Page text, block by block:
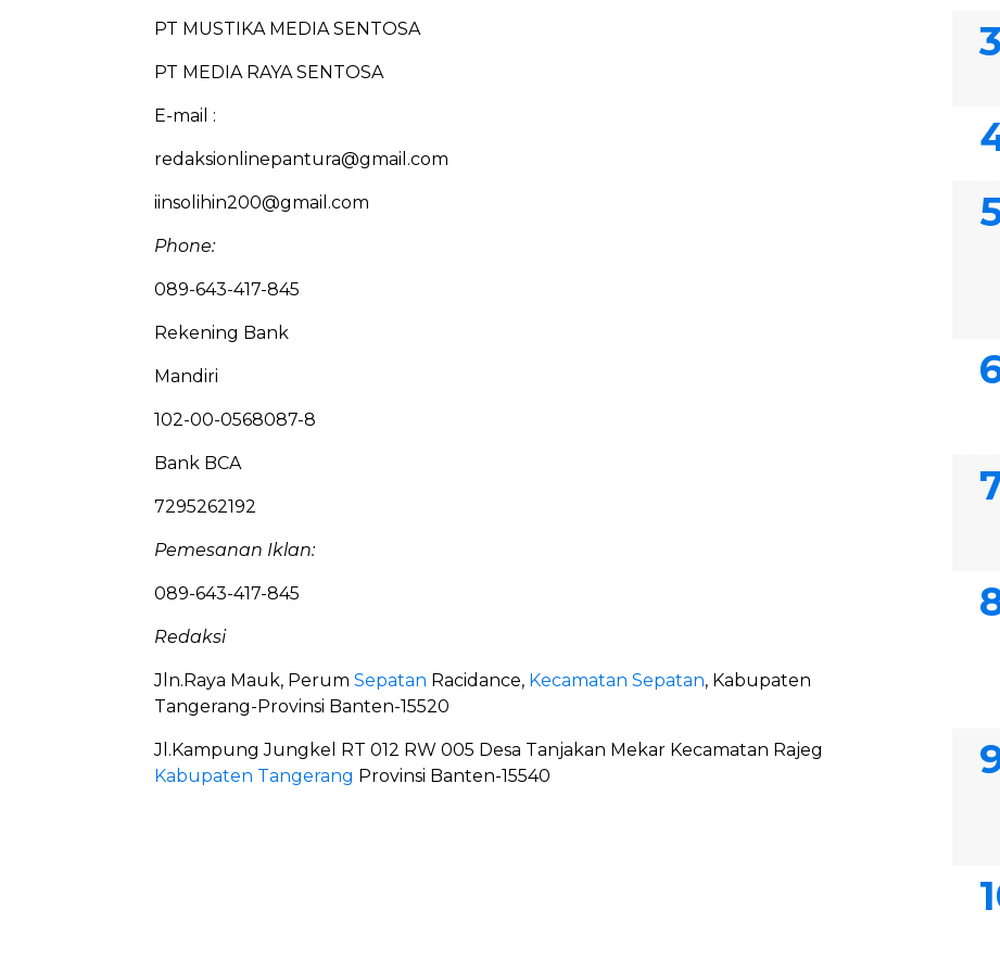
PT MUSTIKA MEDIA SENTOSA
PT MEDIA RAYA SENTOSA
E-mail :
redaksionlinepantura@gmail.com
iinsolihin200@gmail.com
Phone:
089-643-417-845
Rekening Bank
Mandiri
102-00-0568087-8
Bank BCA
7295262192
Pemesanan Iklan:
089-643-417-845
Redaksi
Jln.Raya Mauk, Perum Sepatan Racidance, Kecamatan Sepatan, Kabupaten
Tangerang-Provinsi Banten-15520
Jl.Kampung Jungkel RT 012 RW 005 Desa Tanjakan Mekar Kecamatan Rajeg
Kabupaten Tangerang Provinsi Banten-15540